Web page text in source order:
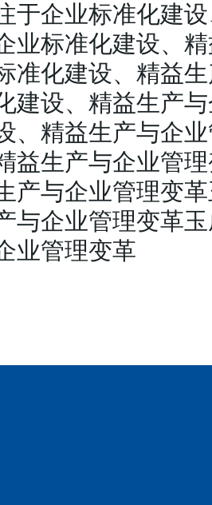
于企业标准化建
业标准化建设、
准化建设、精益
建设、精益生产
、精益生产与企
益生产与企业管
产与企业管理变
与企业管理变革
业管理变革